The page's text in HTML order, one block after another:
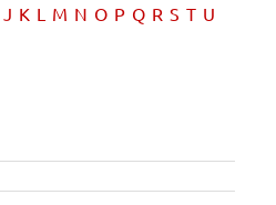
J K L M N O P Q R S T U